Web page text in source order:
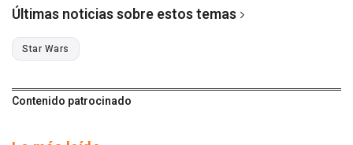
Últimas noticias sobre estos temas
Star Wars
Contenido patrocinado